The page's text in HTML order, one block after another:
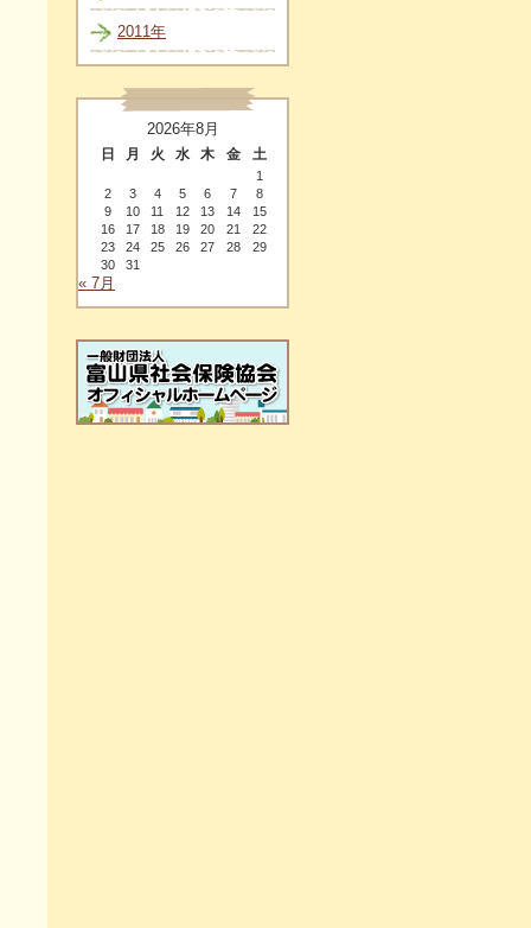
2011年
2026年8月
日 月 火 水 木 金 土
1
2
3 4 5 6 7
8
9
10 11 12 13 14
15
16
17 18 19 20 21
22
23
24 25 26 27 28
29
30
31
« 7月